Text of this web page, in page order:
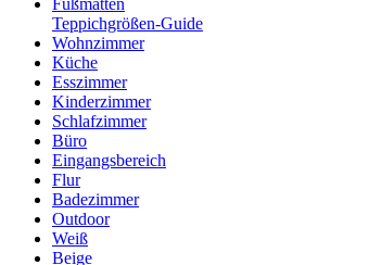
Fußmatten
Teppichgrößen-Guide
Wohnzimmer
Küche
Esszimmer
Kinderzimmer
Schlafzimmer
Büro
Eingangsbereich
Flur
Badezimmer
Outdoor
Weiß
Beige